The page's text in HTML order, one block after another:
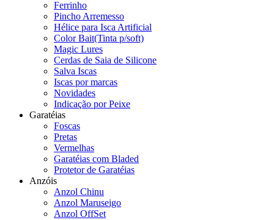
Ferrinho
Pincho Arremesso
Hélice para Isca Artificial
Color Bait(Tinta p/soft)
Magic Lures
Cerdas de Saia de Silicone
Salva Iscas
Iscas por marcas
Novidades
Indicação por Peixe
Garatéias
Foscas
Pretas
Vermelhas
Garatéias com Bladed
Protetor de Garatéias
Anzóis
Anzol Chinu
Anzol Maruseigo
Anzol OffSet